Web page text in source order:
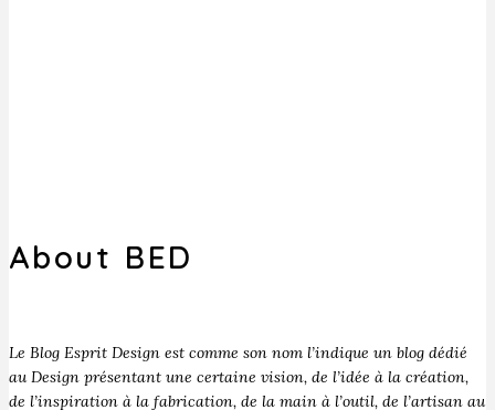
About BED
Le Blog Esprit Design est comme son nom l’indique un blog dédié
au Design présentant une certaine vision, de l’idée à la création,
de l’inspiration à la fabrication, de la main à l’outil, de l’artisan au